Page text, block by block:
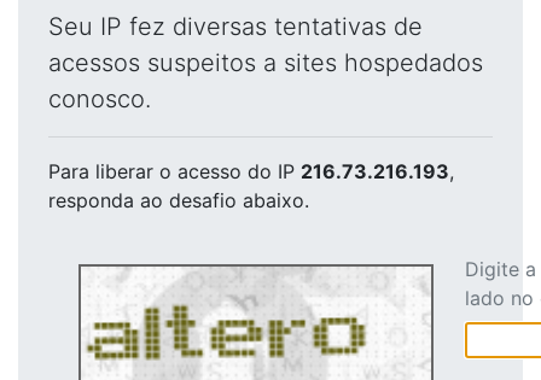
Seu IP fez diversas tentativas de
acessos suspeitos a sites hospedados
conosco.
Para liberar o acesso do IP 216.73.216.193,
responda ao desafio abaixo.
Digite
lado no